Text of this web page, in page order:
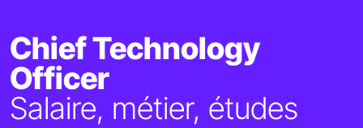
Chief Technology
Officer
Salaire, métier, études